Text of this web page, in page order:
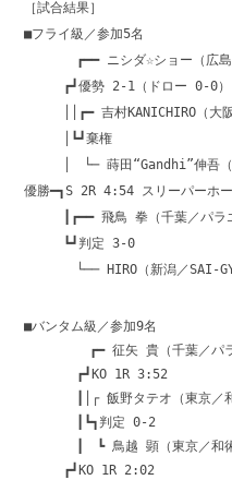
［試合結果］
■フライ級／参加5名
┏━━ ニシダ☆ショー（広島／
┏┛優勢 2-1（ドロー 0-0）
││┏━ 吉村KANICHIRO（大阪
│┗┛棄権
│ └─ 蒔田“Gandhi”伸吾（広
優勝━┓S 2R 4:54 スリーパーホ
┃┏━━ 飛鳥 拳（千葉／パラエ
┗┛判定 3-0
└── HIRO（新潟／SAI-
■バンタム級／参加9名
┏━ 征矢 貴（千葉／パラエ
┏┛KO 1R 3:52
┃│┌ 飯野タテオ（東京／和術
┃┗┓判定 0-2
┃ ┗ 鳥越 顕（東京／和術慧
┏┛KO 1R 2:02